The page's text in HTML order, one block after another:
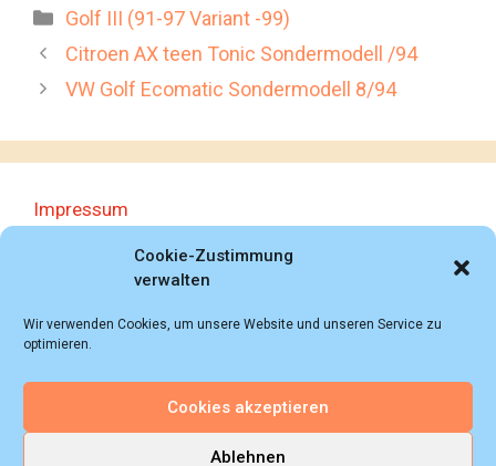
Cookie-Zustimmung
verwalten
Wir verwenden Cookies, um unsere Website und unseren Service zu
optimieren.
Cookies akzeptieren
Ablehnen
Kategorien
Golf III (91-97 Variant -99)
Citroen AX teen Tonic Sondermodell /94
VW Golf Ecomatic Sondermodell 8/94
Impressum
Datenschutzerklärung
© 2018 - 2026 Autoprospektesammlung (Bernd